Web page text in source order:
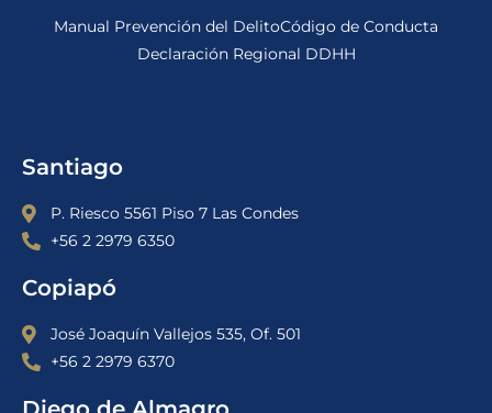
Manual Prevención del DelitoCódigo de Conducta
Declaración Regional DDHH
Santiago
P. Riesco 5561 Piso 7 Las Condes
+56 2 2979 6350
Copiapó
José Joaquín Vallejos 535, Of. 501
+56 2 2979 6370